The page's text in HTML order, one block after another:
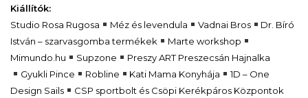
Kiállítók:
Studio Rosa Rugosa
Méz és levendula Vadnai Bros
Dr. Bíró
István – szarvasgomba termékek
Marte workshop
Mimundo.hu
Supzone
Preszy ART Preszecsán Hajnalka
Gyukli Pince
Robline Kati Mama Konyhája
1D – One
Design Sails
CSP sportbolt és Csöpi Kerékpáros Központok